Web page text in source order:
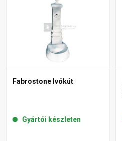
Fabrostone Ivókút
Gyártói készleten